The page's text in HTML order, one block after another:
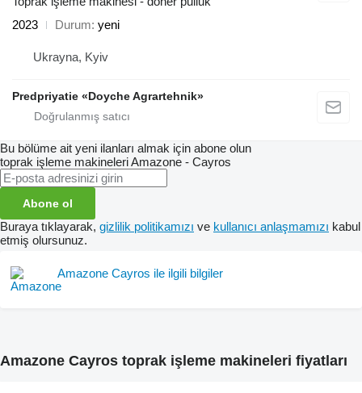
2023
Durum yeni
Ukrayna, Kyiv
Predpriyatie «Doyche Agrartehnik»
Bu bölüme ait yeni ilanları almak için abone olun
toprak işleme makineleriAmazone - Cayros
Abone ol
Buraya tıklayarak, gizlilik politikamızı ve kullanıcı anlaşmamızı kabul
etmiş olursunuz.
Amazone Cayros ile ilgili bilgiler
Amazone Cayros toprak işleme makineleri fiyatları